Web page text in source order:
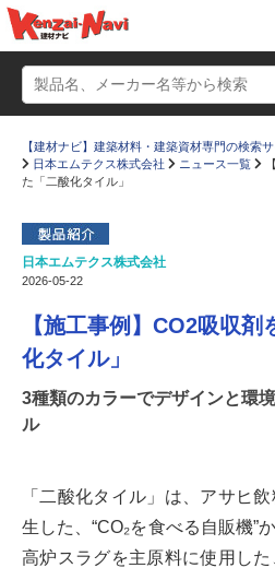
動画
かたなび
すまいリング
Q＆A
お気に入り
【建材ナビ】建築材料・建築資材専門の検索サ
日本エムテクス株式会社
ニュース一覧
た「二酸化タイル」
日本エムテクス株式会社
2026-05-22
【施工事例】CO2吸収
化タイル」
3種類のカラーでデザインと環
ル
「二酸化タイル」は、アサヒ
生した、“CO₂を食べる自販機”
高炉スラグを主原料に使用し